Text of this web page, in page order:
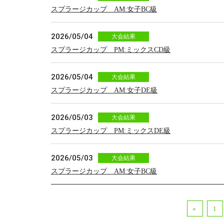
スプラージカップ AM:女子BC級
2026/05/04 大会結果
スプラージカップ PM:ミックスCD級
2026/05/04 大会結果
スプラージカップ AM:女子DE級
2026/05/03 大会結果
スプラージカップ PM:ミックスDE級
2026/05/03 大会結果
スプラージカップ AM:女子BC級
« 1